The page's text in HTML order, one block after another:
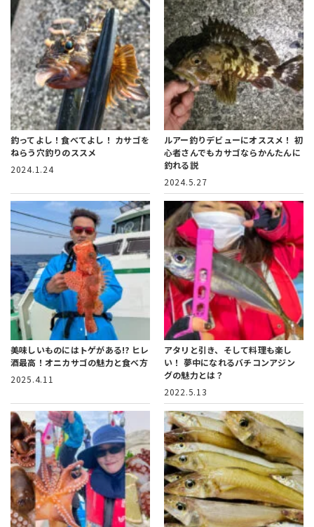
釣ってよし！食べてよし！ カサゴを
ねらう穴釣りのススメ
2024.1.24
ルアー釣りデビューにオススメ！ 初
心者さんでもカサゴならかんたんに
釣れる説
2024.5.27
美味しいものにはトゲがある!? ヒレ
酒最高！オニカサゴの魅力と食べ方
2025.4.11
アタリと引き、そして料理も楽し
い！ 夢中になれるバチコンアジン
グの魅力とは？
2022.5.13